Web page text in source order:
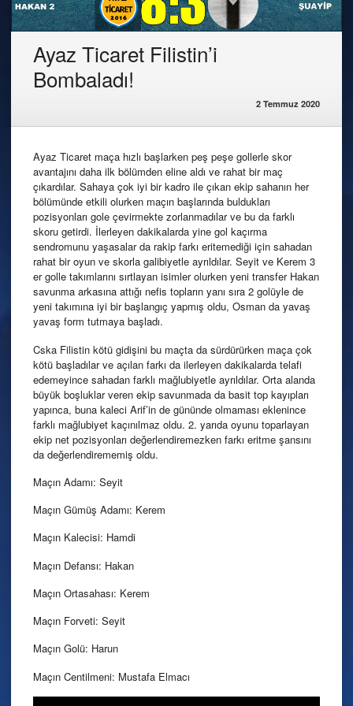
Ayaz Ticaret Filistin’i
Bombaladı!
2 Temmuz 2020
Ayaz Ticaret maça hızlı başlarken peş peşe gollerle skor
avantajını daha ilk bölümden eline aldı ve rahat bir maç
çıkardılar. Sahaya çok iyi bir kadro ile çıkan ekip sahanın her
bölümünde etkili olurken maçın başlarında buldukları
pozisyonları gole çevirmekte zorlanmadılar ve bu da farklı
skoru getirdi. İlerleyen dakikalarda yine gol kaçırma
sendromunu yaşasalar da rakip farkı eritemediği için sahadan
rahat bir oyun ve skorla galibiyetle ayrıldılar. Seyit ve Kerem 3
er golle takımlarını sırtlayan isimler olurken yeni transfer Hakan
savunma arkasına attığı nefis topların yanı sıra 2 golüyle de
yeni takımına iyi bir başlangıç yapmış oldu, Osman da yavaş
yavaş form tutmaya başladı.
Cska Filistin kötü gidişini bu maçta da sürdürürken maça çok
kötü başladılar ve açılan farkı da ilerleyen dakikalarda telafi
edemeyince sahadan farklı mağlubiyetle ayrıldılar. Orta alanda
büyük boşluklar veren ekip savunmada da basit top kayıpları
yapınca, buna kaleci Arif’in de gününde olmaması eklenince
farklı mağlubiyet kaçınılmaz oldu. 2. yarıda oyunu toparlayan
ekip net pozisyonları değerlendiremezken farkı eritme şansını
da değerlendirememiş oldu.
Maçın Adamı: Seyit
Maçın Gümüş Adamı: Kerem
Maçın Kalecisi: Hamdi
Maçın Defansı: Hakan
Maçın Ortasahası: Kerem
Maçın Forveti: Seyit
Maçın Golü: Harun
Maçın Centilmeni: Mustafa Elmacı